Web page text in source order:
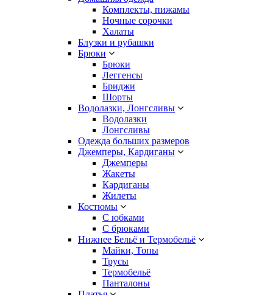
Комплекты, пижамы
Ночные сорочки
Халаты
Блузки и рубашки
Брюки
Брюки
Леггенсы
Бриджи
Шорты
Водолазки, Лонгсливы
Водолазки
Лонгсливы
Одежда больших размеров
Джемперы, Кардиганы
Джемперы
Жакеты
Кардиганы
Жилеты
Костюмы
С юбками
С брюками
Нижнее Бельё и Термобельё
Майки, Топы
Трусы
Термобельё
Панталоны